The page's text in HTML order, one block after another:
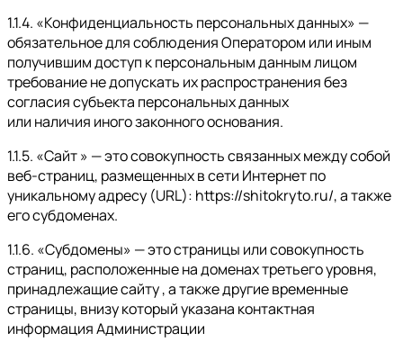
1.1.4. «Конфиденциальность персональных данных» —
обязательное для соблюдения Оператором или иным
получившим доступ к персональным данным лицом
требование не допускать их распространения без
согласия субъекта персональных данных
или наличия иного законного основания.
1.1.5. «Сайт » — это совокупность связанных между собой
веб-страниц, размещенных в сети Интернет по
уникальному адресу (URL): https://shitokryto.ru/, а также
его субдоменах.
1.1.6. «Субдомены» — это страницы или совокупность
страниц, расположенные на доменах третьего уровня,
принадлежащие сайту , а также другие временные
страницы, внизу который указана контактная
информация Администрации